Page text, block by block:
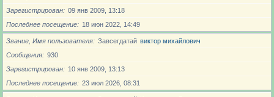
Зарегистрирован
09 янв 2009, 13:18
Последнее посещение
18 июн 2022, 14:49
Звание, Имя пользователя Завсегдатай виктор михайлович
Сообщения
930
Зарегистрирован
10 янв 2009, 13:13
Последнее посещение
23 июл 2026, 08:31